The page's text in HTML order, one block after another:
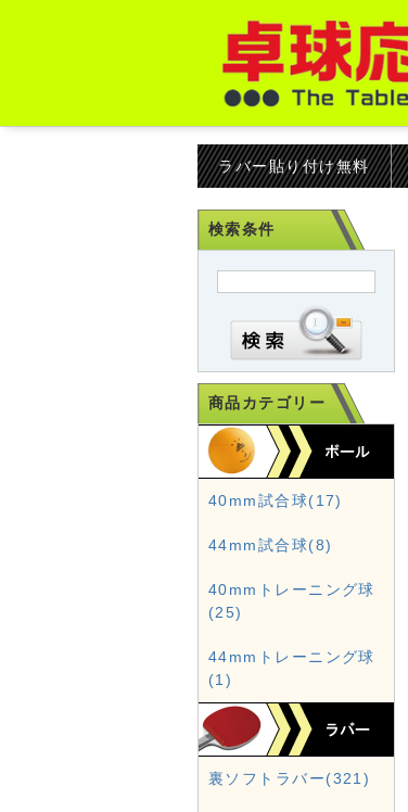
ラバー貼り付け無料
検索条件
商品カテゴリー
40mm試合球(17)
44mm試合球(8)
40mmトレーニング球
(25)
44mmトレーニング球
(1)
裏ソフトラバー(321)